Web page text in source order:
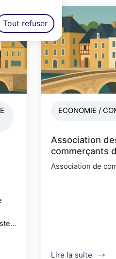
Tout refuser
ECONOMIE /
Association
commerçants
Association de
Lire la suite